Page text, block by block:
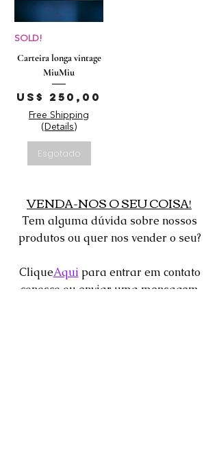
SOLD!
Carteira longa vintage
MiuMiu
Preço
US$ 250,00
Free Shipping
(Details)
Esgotado
VENDA-NOS O SEU COISA!
Tem alguma dúvida sobre nossos
produtos ou quer nos vender o seu?
CliqueAqui para entrar em contato
conosco ou enviar uma mensagem